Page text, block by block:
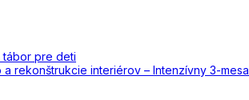
tábor pre deti
rekonštrukcie interiérov – Intenzívny 3-